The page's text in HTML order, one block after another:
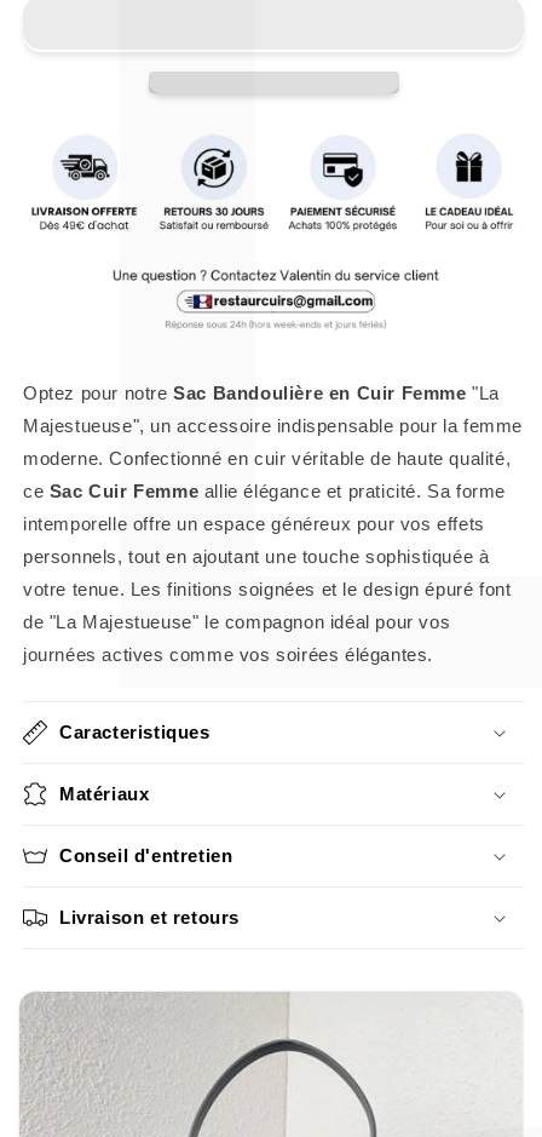
Optez pour notreSac Bandoulière en Cuir Femme "La
Majestueuse", un accessoire indispensable pour la femme
moderne. Confectionné en cuir véritable de haute qualité,
ce Sac Cuir Femme allie élégance et praticité. Sa forme
intemporelle offre un espace généreux pour vos effets
personnels, tout en ajoutant une touche sophistiquée à
votre tenue. Les finitions soignées et le design épuré font
de "La Majestueuse" le compagnon idéal pour vos
journées actives comme vos soirées élégantes.
Caracteristiques
Matériaux
Conseil d'entretien
Livraison et retours